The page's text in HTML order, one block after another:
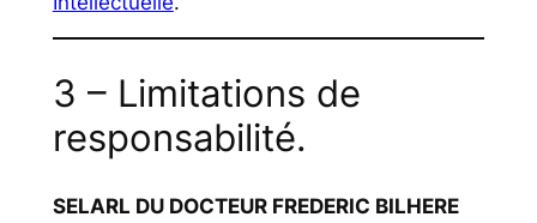
3 – Limitations de
responsabilité.
SELARL DU DOCTEUR FREDERIC BILHERE